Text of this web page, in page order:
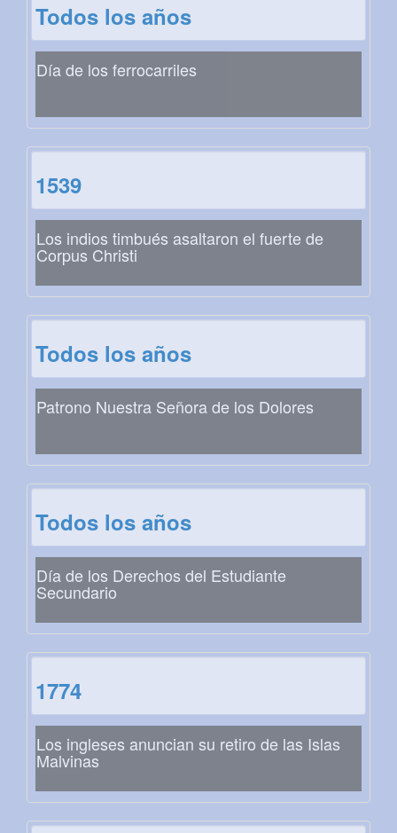
Todos los años
Día de los ferrocarriles
1539
Los indios timbués asaltaron el fuerte de
Corpus Christi
Todos los años
Patrono Nuestra Señora de los Dolores
Todos los años
Día de los Derechos del Estudiante
Secundario
1774
Los ingleses anuncian su retiro de las Islas
Malvinas